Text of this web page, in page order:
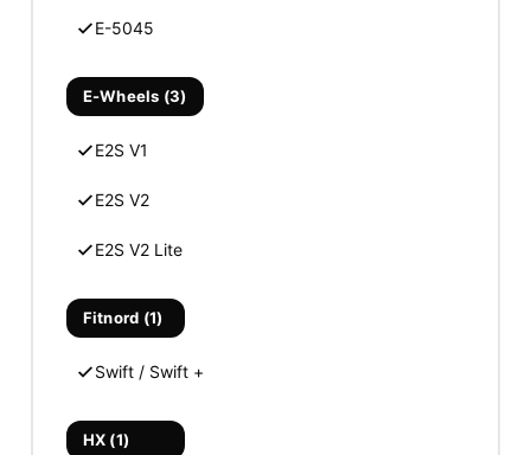
E-5045
E-Wheels (3)
E2S V1
E2S V2
E2S V2 Lite
Fitnord (1)
Swift / Swift +
HX (1)